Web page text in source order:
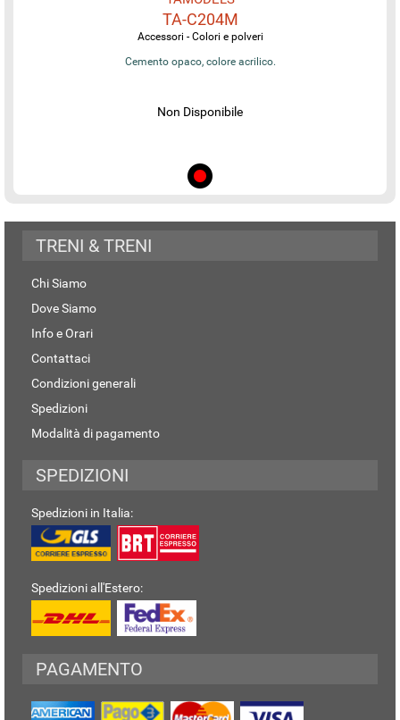
TA-C204M
Accessori - Colori e polveri
Cemento opaco, colore acrilico.
Non Disponibile
TRENI & TRENI
Chi Siamo
Dove Siamo
Info e Orari
Contattaci
Condizioni generali
Spedizioni
Modalità di pagamento
SPEDIZIONI
Spedizioni in Italia:
Spedizioni all'Estero:
PAGAMENTO